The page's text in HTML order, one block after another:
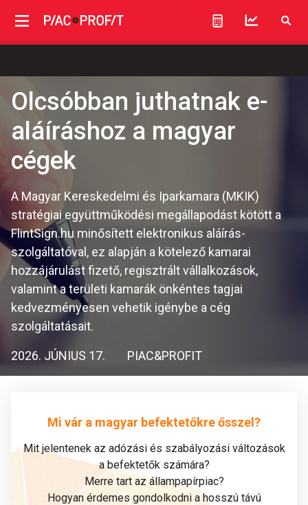
Olcsóbban juthatnak e-
aláíráshoz a magyar
cégek
A Magyar Kereskedelmi és Iparkamara (MKIK)
stratégiai együttműködési megállapodást kötött a
FlintSign.hu minősített elektronikus aláírás-
szolgáltatóval, ez alapján a kötelező kamarai
hozzájárulást fizető, regisztrált vállalkozások,
valamint a területi kamarák önkéntes tagjai
kedvezményesen vehetik igénybe a cég
szolgáltatásait.
2026. JÚNIUS 17. PIAC&PROFIT
Mi vár a magyar befektetőkre ősszel?
Mit jelentenek az adózási és szabályozási változások
a befektetők számára?
Merre tart az állampapírpiac?
Hogyan érdemes gondolkodni a hosszú távú